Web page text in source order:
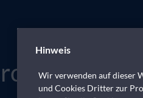
Hinweis
Wir verwenden auf dieser
und Cookies Dritter zur